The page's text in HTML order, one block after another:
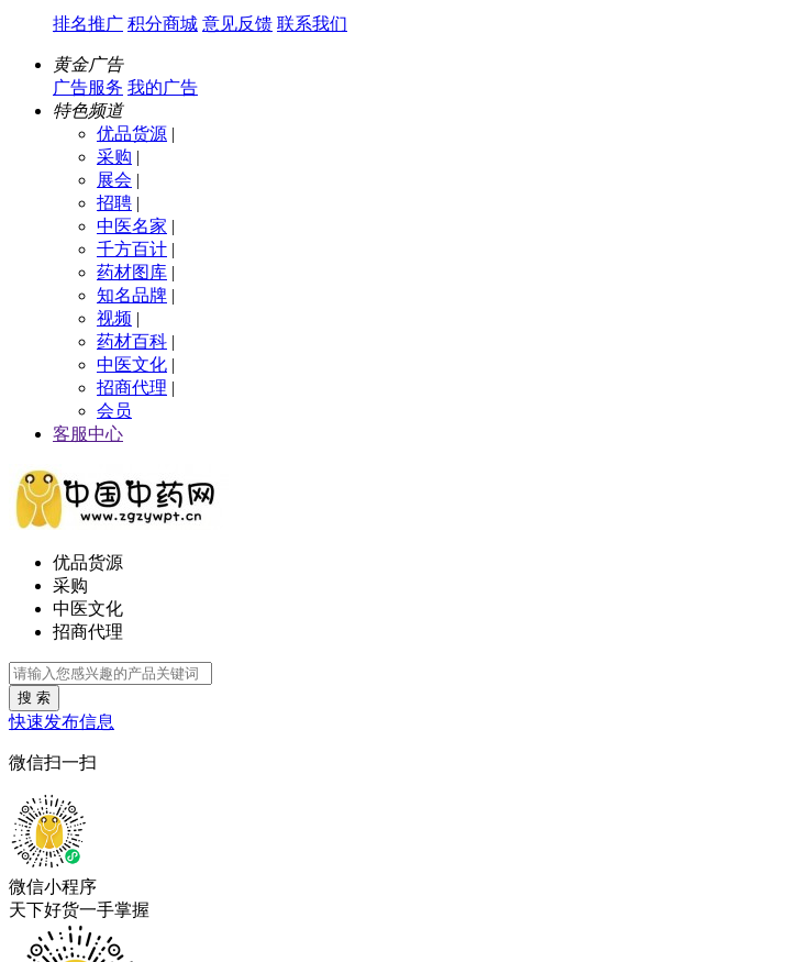
排名推广 积分商城 意见反馈 联系我们
黄金广告
广告服务 我的广告
特色频道
优品货源 |
采购 |
展会 |
招聘 |
中医名家 |
千方百计 |
药材图库 |
知名品牌 |
视频 |
药材百科 |
中医文化 |
招商代理 |
会员
客服中心
优品货源
采购
中医文化
招商代理
搜 索
快速发布信息
微信扫一扫
微信小程序
天下好货一手掌握